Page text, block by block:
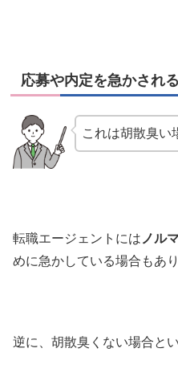
応募や内定を急かされる
これは胡散臭い
転職エージェントには ノル
めに急かしている場合もあり
逆に、胡散臭くない場合とい